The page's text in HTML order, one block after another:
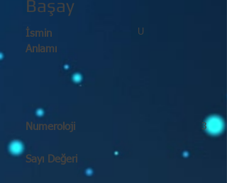
Başay
U
İsmin
Anlamı
Numeroloji
Sayı Değeri
3